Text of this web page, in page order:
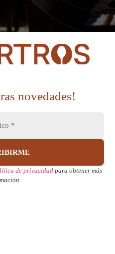
novedades!
de privacidadpara obtener más